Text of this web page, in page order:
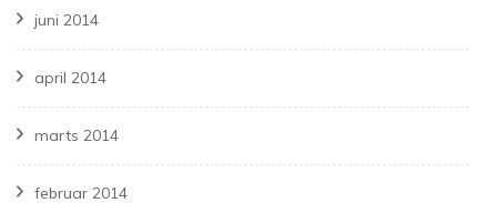
juni 2014
april 2014
marts 2014
februar 2014